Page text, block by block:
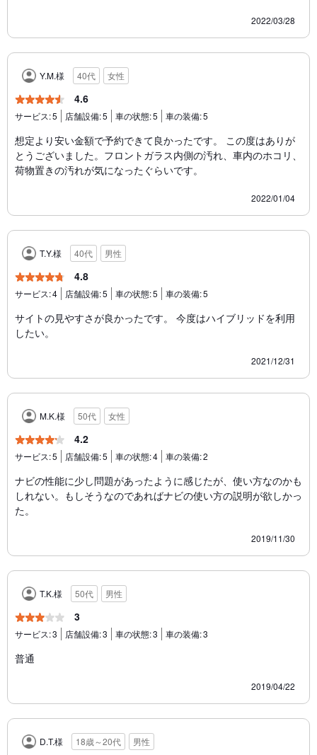
2022/03/28
Y.M.様 40代 女性
4.6
サービス:5 店舗設備:5 車の状態:5 車の装備:5
想定より安い金額で予約できて良かったです。 この度はありが
とうございました。フロントガラス内側の汚れ、車内のホコリ、
荷物置きの汚れが気になったぐらいです。
2022/01/04
T.Y.様 40代 男性
4.8
サービス:4 店舗設備:5 車の状態:5 車の装備:5
サイトの見やすさが良かったです。 今度はハイブリッドを利用
したい。
2021/12/31
M.K.様 50代 女性
4.2
サービス:5 店舗設備:5 車の状態:4 車の装備:2
ナビの性能に少し問題があったように感じたが、使い方なのかも
しれない。もしそうなのであればナビの使い方の説明が欲しかっ
た。
2019/11/30
T.K.様 50代 男性
3
サービス:3 店舗設備:3 車の状態:3 車の装備:3
普通
2019/04/22
D.T.様 18歳～20代 男性